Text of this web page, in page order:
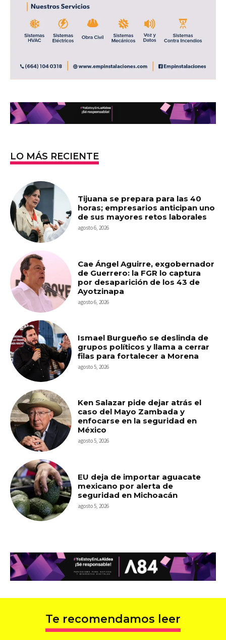
LO MÁS RECIENTE
Tijuana se prepara para las 40
horas; empresarios anticipan uno
de sus mayores retos laborales
agosto 6, 2026
Cae Ángel Aguirre, exgobernador
de Guerrero: la FGR lo captura
por desaparición de los 43 de
Ayotzinapa
agosto 6, 2026
Ismael Burgueño se deslinda de
grupos políticos y llama a cerrar
filas para fortalecer a Morena
agosto 5, 2026
Ken Salazar pide dejar atrás el
caso del Mayo Zambada y
enfocarse en la seguridad en
México
agosto 5, 2026
EU deja de importar aguacate
mexicano por alerta de
seguridad en Michoacán
agosto 5, 2026
Te recomendamos leer